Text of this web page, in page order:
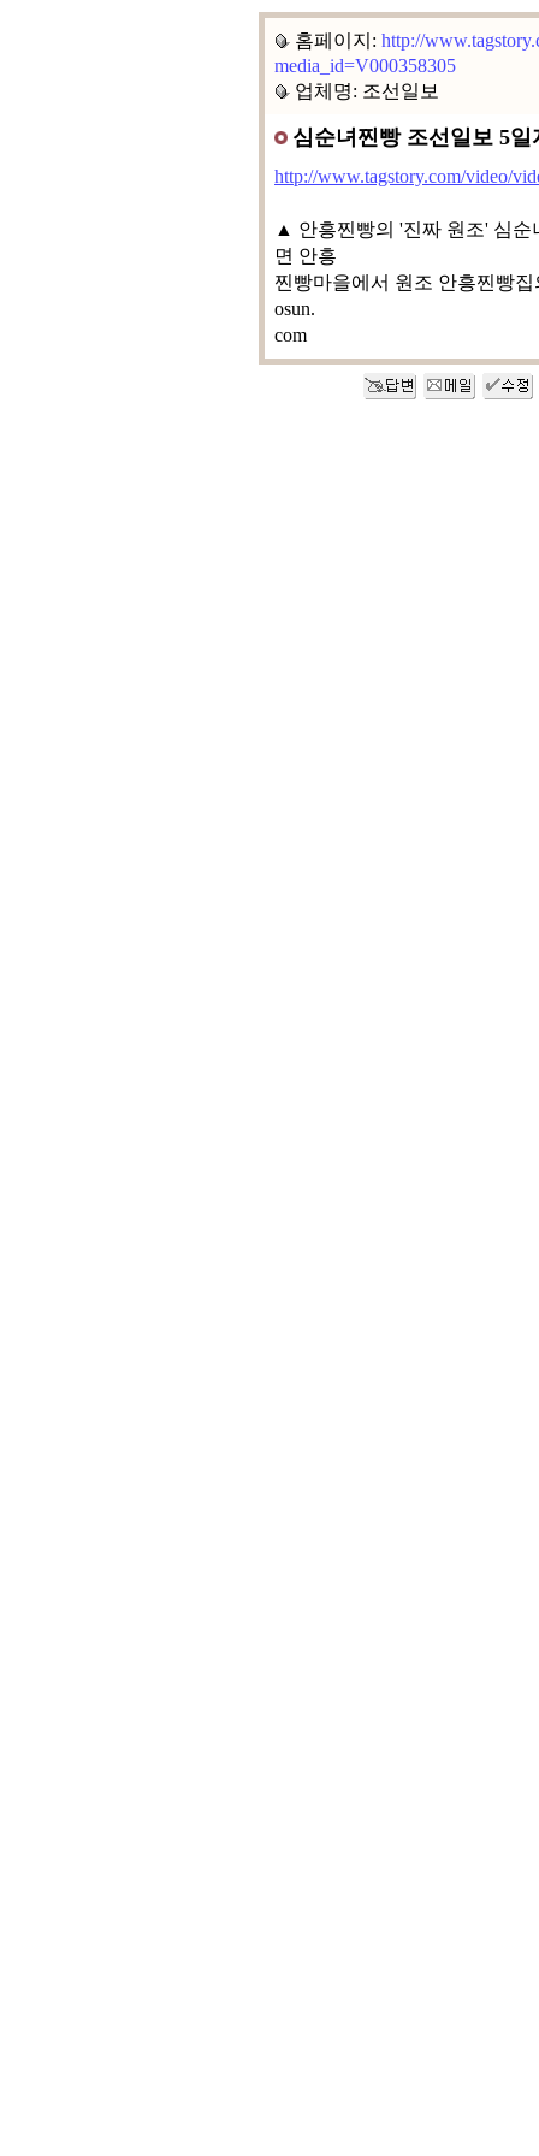
홈페이지: http://
media_id=V000358305
업체명: 조선일보
심순녀찐빵 조선일보 5
http://www.tagstory.com/video/
▲ 안흥찐빵의 '진짜 원조' 심순
면 안흥
찐빵마을에서 원조 안흥찐빵
osun.
com